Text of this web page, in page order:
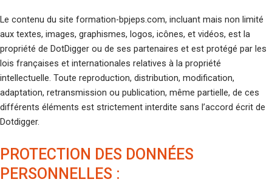
Le contenu du site formation-bpjeps.com, incluant mais non limité
aux textes, images, graphismes, logos, icônes, et vidéos, est la
propriété de DotDigger ou de ses partenaires et est protégé par les
lois françaises et internationales relatives à la propriété
intellectuelle. Toute reproduction, distribution, modification,
adaptation, retransmission ou publication, même partielle, de ces
différents éléments est strictement interdite sans l’accord écrit de
Dotdigger.
PROTECTION DES DONNÉES
PERSONNELLES :